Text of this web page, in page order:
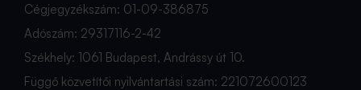
Cégjegyzékszám: 01-09-386875
Adószám: 29317116-2-42
Székhely: 1061 Budapest, Andrássy út 10.
Függő közvetítői nyilvántartási szám: 221072600123